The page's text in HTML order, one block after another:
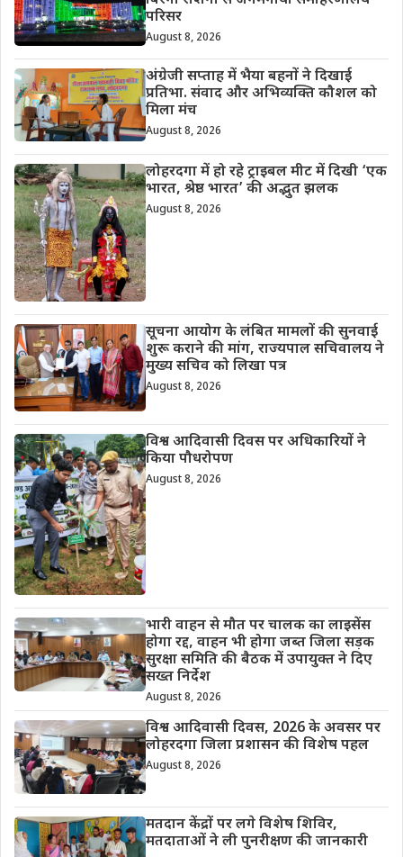
परिसर
August 8, 2026
अंग्रेजी सप्ताह में भैया बहनों ने दिखाई
प्रतिभा. संवाद और अभिव्यक्ति कौशल को
मिला मंच
August 8, 2026
लोहरदगा में हो रहे ट्राइबल मीट में दिखी ‘एक
भारत, श्रेष्ठ भारत’ की अद्भुत झलक
August 8, 2026
सूचना आयोग के लंबित मामलों की सुनवाई
शुरू कराने की मांग, राज्यपाल सचिवालय ने
मुख्य सचिव को लिखा पत्र
August 8, 2026
विश्व आदिवासी दिवस पर अधिकारियों ने
किया पौधरोपण
August 8, 2026
भारी वाहन से मौत पर चालक का लाइसेंस
होगा रद्द, वाहन भी होगा जब्त जिला सड़क
सुरक्षा समिति की बैठक में उपायुक्त ने दिए
सख्त निर्देश
August 8, 2026
विश्व आदिवासी दिवस, 2026 के अवसर पर
लोहरदगा जिला प्रशासन की विशेष पहल
August 8, 2026
मतदान केंद्रों पर लगे विशेष शिविर,
मतदाताओं ने ली पुनरीक्षण की जानकारी